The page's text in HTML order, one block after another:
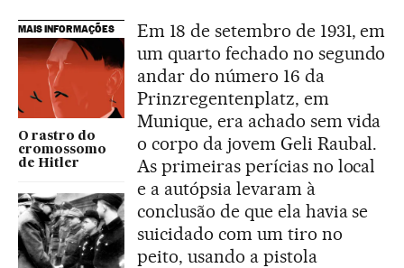
MAIS INFORMAÇÕES
O rastro do
cromossomo
de Hitler
Em 18 de setembro de 1931, em
um quarto fechado no segundo
andar do número 16 da
Prinzregentenplatz, em
Munique, era achado sem vida
o corpo da jovem Geli Raubal.
As primeiras perícias no local
e a autópsia levaram à
conclusão de que ela havia se
suicidado com um tiro no
peito, usando a pistola